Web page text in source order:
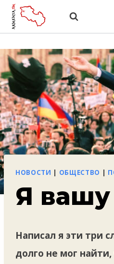
Перейти
НОВОСТИ ОБЩЕСТВО
Я вашу
Написал я эти три
долго не мог